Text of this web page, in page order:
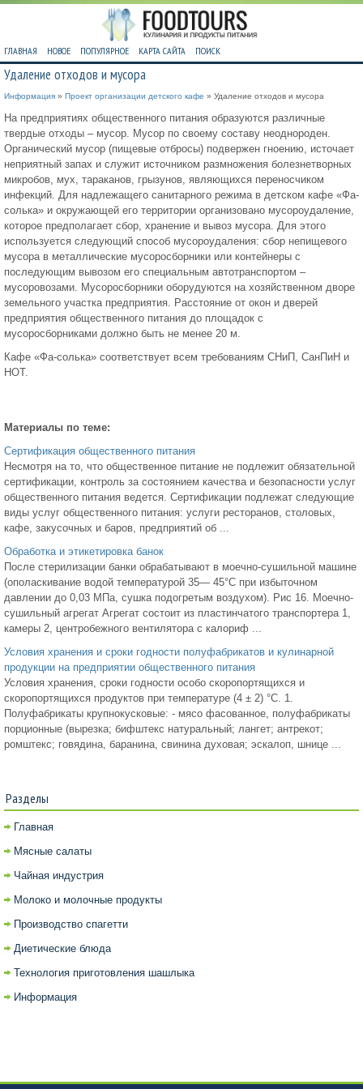
ГЛАВНАЯ НОВОЕ ПОПУЛЯРНОЕ КАРТА САЙТА ПОИСК
Удаление отходов и мусора
Информация » Проект организации детского кафе » Удаление отходов и мусора
На предприятиях общественного питания образуются различные
твердые отходы – мусор. Мусор по своему составу неоднороден.
Органический мусор (пищевые отбросы) подвержен гноению, источает
неприятный запах и служит источником размножения болезнетворных
микробов, мух, тараканов, грызунов, являющихся переносчиком
инфекций. Для надлежащего санитарного режима в детском кафе «Фа-
солька» и окружающей его территории организовано мусороудаление,
которое предполагает сбор, хранение и вывоз мусора. Для этого
используется следующий способ мусороудаления: сбор непищевого
мусора в металлические мусоросборники или контейнеры с
последующим вывозом его специальным автотранспортом –
мусоровозами. Мусоросборники оборудуются на хозяйственном дворе
земельного участка предприятия. Расстояние от окон и дверей
предприятия общественного питания до площадок с
мусоросборниками должно быть не менее 20 м.
Кафе «Фа-солька» соответствует всем требованиям СНиП, СанПиН и
НОТ.
Материалы по теме:
Сертификация общественного питания
Несмотря на то, что общественное питание не подлежит обязательной
сертификации, контроль за состоянием качества и безопасности услуг
общественного питания ведется. Сертификации подлежат следующие
виды услуг общественного питания: услуги ресторанов, столовых,
кафе, закусочных и баров, предприятий об ...
Обработка и этикетировка банок
После стерилизации банки обрабатывают в моечно-сушильной машине
(ополаскивание водой температурой 35— 45°С при избыточном
давлении до 0,03 МПа, сушка подогретым воздухом). Рис 16. Моечно-
сушильный агрегат Агрегат состоит из пластинчатого транспортера 1,
камеры 2, центробежного вентилятора с калориф ...
Условия хранения и сроки годности полуфабрикатов и кулинарной
продукции на предприятии общественного питания
Условия хранения, сроки годности особо скоропортящихся и
скоропортящихся продуктов при температуре (4 ± 2) °С. 1.
Полуфабрикаты крупнокусковые: - мясо фасованное, полуфабрикаты
порционные (вырезка; бифштекс натуральный; лангет; антрекот;
ромштекс; говядина, баранина, свинина духовая; эскалоп, шнице ...
Разделы
Главная
Мясные салаты
Чайная индустрия
Молоко и молочные продукты
Производство спагетти
Диетические блюда
Технология приготовления шашлыка
Информация